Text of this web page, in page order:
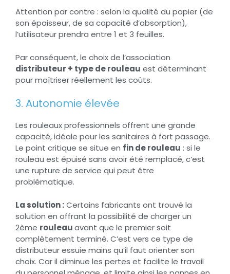
Attention par contre : selon la qualité du papier (de
son épaisseur, de sa capacité d’absorption),
l’utilisateur prendra entre 1 et 3 feuilles.
Par conséquent, le choix de l’association
distributeur + type de rouleau est déterminant
pour maîtriser réellement les coûts.
3. Autonomie élevée
Les rouleaux professionnels offrent une grande
capacité, idéale pour les sanitaires à fort passage.
Le point critique se situe en fin de rouleau : si le
rouleau est épuisé sans avoir été remplacé, c’est
une rupture de service qui peut être
problématique.
La solution :Certains fabricants ont trouvé la
solution en offrant la possibilité de charger un
2ème rouleauavant que le premier soit
complètement terminé. C’est vers ce type de
distributeur essuie mains qu’il faut orienter son
choix. Car il diminue les pertes et facilite le travail